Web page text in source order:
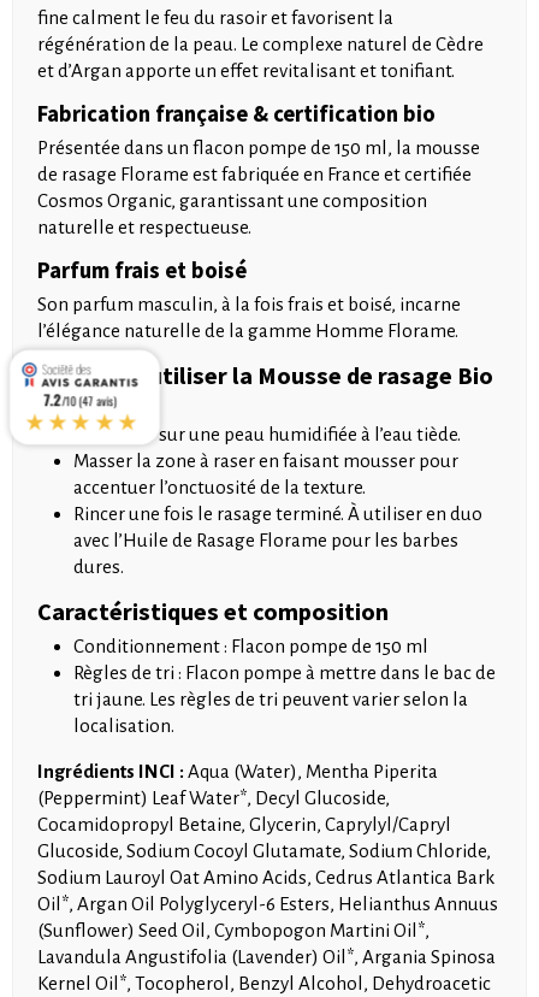
fine calment le feu du rasoir et favorisent la
régénération de la peau. Le complexe naturel de Cèdre
et d’Argan apporte un effet revitalisant et tonifiant.
Fabrication française & certification bio
Présentée dans un flacon pompe de 150 ml, la mousse
de rasage Florame est fabriquée en France et certifiée
Cosmos Organic, garantissant une composition
naturelle et respectueuse.
Parfum frais et boisé
Son parfum masculin, à la fois frais et boisé, incarne
l’élégance naturelle de la gamme Homme Florame.
Comment utiliser la Mousse de rasage Bio
?
Appliquer sur une peau humidifiée à l’eau tiède.
Masser la zone à raser en faisant mousser pour
accentuer l’onctuosité de la texture.
Rincer une fois le rasage terminé. À utiliser en duo
avec l’Huile de Rasage Florame pour les barbes
dures.
Caractéristiques et composition
Conditionnement : Flacon pompe de 150 ml
Règles de tri : Flacon pompe à mettre dans le bac de
tri jaune. Les règles de tri peuvent varier selon la
localisation.
Ingrédients INCI : Aqua (Water), Mentha Piperita
(Peppermint) Leaf Water*, Decyl Glucoside,
Cocamidopropyl Betaine, Glycerin, Caprylyl/Capryl
Glucoside, Sodium Cocoyl Glutamate, Sodium Chloride,
Sodium Lauroyl Oat Amino Acids, Cedrus Atlantica Bark
Oil*, Argan Oil Polyglyceryl-6 Esters, Helianthus Annuus
(Sunflower) Seed Oil, Cymbopogon Martini Oil*,
Lavandula Angustifolia (Lavender) Oil*, Argania Spinosa
Kernel Oil*, Tocopherol, Benzyl Alcohol, Dehydroacetic
7.2/10 (47 avis)
★★★★★